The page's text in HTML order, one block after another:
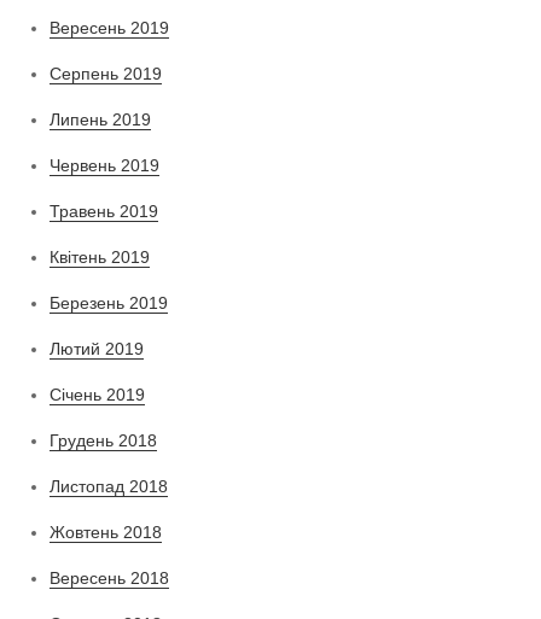
Вересень 2019
Серпень 2019
Липень 2019
Червень 2019
Травень 2019
Квітень 2019
Березень 2019
Лютий 2019
Січень 2019
Грудень 2018
Листопад 2018
Жовтень 2018
Вересень 2018